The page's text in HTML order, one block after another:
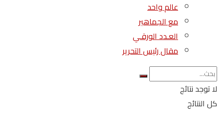
عالم واحد
مع الجماهير
العـدد الورقـي
مقال رئيس التحرير
لا توجد نتائج
كل النتائج